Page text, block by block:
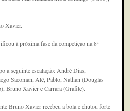
Xavier.
à próxima fase da competição na 8ª
a seguinte escalação: André Dias,
Sacoman, Alê, Pablo, Nathan (Douglas
Bruno Xavier e Carrara (Grafite).
Bruno Xavier recebeu a bola e chutou forte